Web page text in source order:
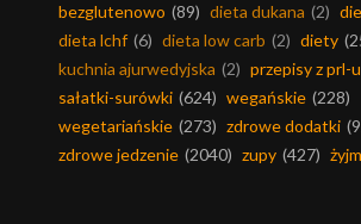
bezglutenowo (89) dieta dukana (2)
dieta lchf (6) dieta low carb (2) diety
kuchnia ajurwedyjska (2) przepisy z prl-u
sałatki-surówki (624) wegańskie (228)
wegetariańskie (273) zdrowe dodatki
zdrowe jedzenie (2040) zupy (427)